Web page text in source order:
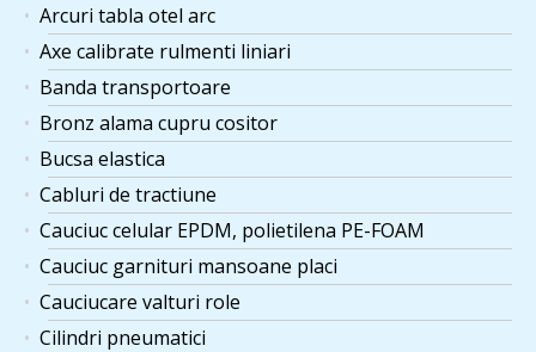
Arcuri tabla otel arc
Axe calibrate rulmenti liniari
Banda transportoare
Bronz alama cupru cositor
Bucsa elastica
Cabluri de tractiune
Cauciuc celular EPDM, polietilena PE-FOAM
Cauciuc garnituri mansoane placi
Cauciucare valturi role
Cilindri pneumatici